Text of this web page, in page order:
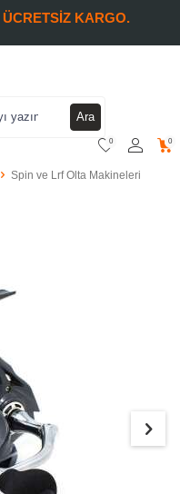
ÜCRETSİZ KARGO.
Ara
0 0
Spin ve Lrf Olta Makineleri